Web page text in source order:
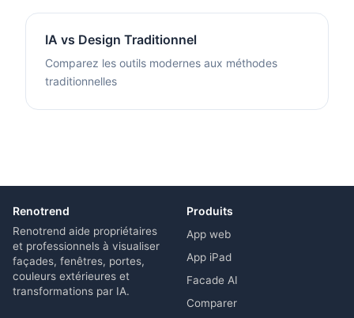
IA vs Design Traditionnel
Comparez les outils modernes aux méthodes
traditionnelles
Renotrend
Renotrend aide propriétaires
et professionnels à visualiser
façades, fenêtres, portes,
couleurs extérieures et
transformations par IA.
Produits
App web
App iPad
Facade AI
Comparer